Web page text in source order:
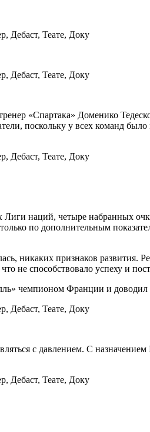
«Спартака» Доменико
поскольку у всех команд
Лиги наций, четыре набранных
по дополнительным
признаков развития.
не способствовало успеху и
чемпионом Франции и
с давлением. С